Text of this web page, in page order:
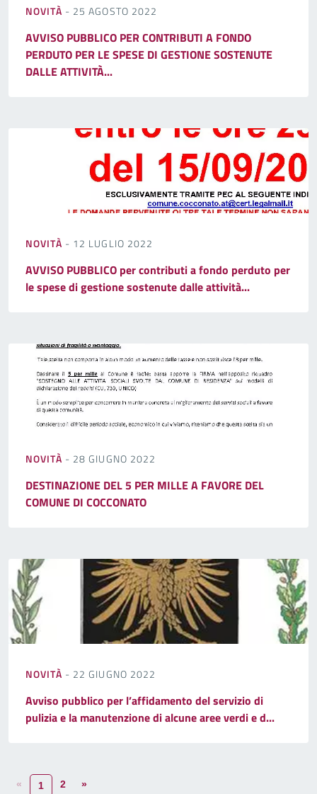
NOVITÀ - 25 AGOSTO 2022
AVVISO PUBBLICO PER CONTRIBUTI A FONDO
PERDUTO PER LE SPESE DI GESTIONE SOSTENUTE
DALLE ATTIVITÀ...
NOVITÀ - 12 LUGLIO 2022
AVVISO PUBBLICO per contributi a fondo perduto per
le spese di gestione sostenute dalle attività...
NOVITÀ - 28 GIUGNO 2022
DESTINAZIONE DEL 5 PER MILLE A FAVORE DEL
COMUNE DI COCCONATO
NOVITÀ - 22 GIUGNO 2022
Avviso pubblico per l’affidamento del servizio di
pulizia e la manutenzione di alcune aree verdi e d...
« 1 2 »